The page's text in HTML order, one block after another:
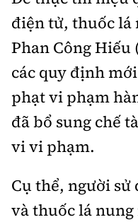
điện tử, thuốc lá
Phan Công Hiếu
các quy định
phạt vi phạm
đã bổ sung chế
vi vi phạm.
Cụ thể, người
và thuốc lá